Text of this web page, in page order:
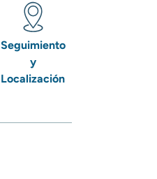
Seguimiento
y
Localización